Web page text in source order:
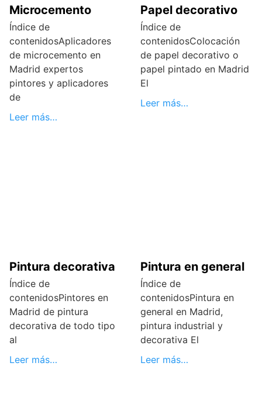
Microcemento
Índice de
contenidosAplicadores
de microcemento en
Madrid expertos
pintores y aplicadores
de
Leer más…
Papel decorativo
Índice de
contenidosColocación
de papel decorativo o
papel pintado en Madrid
El
Leer más…
Pintura decorativa
Índice de
contenidosPintores en
Madrid de pintura
decorativa de todo tipo
al
Leer más…
Pintura en general
Índice de
contenidosPintura en
general en Madrid,
pintura industrial y
decorativa El
Leer más…